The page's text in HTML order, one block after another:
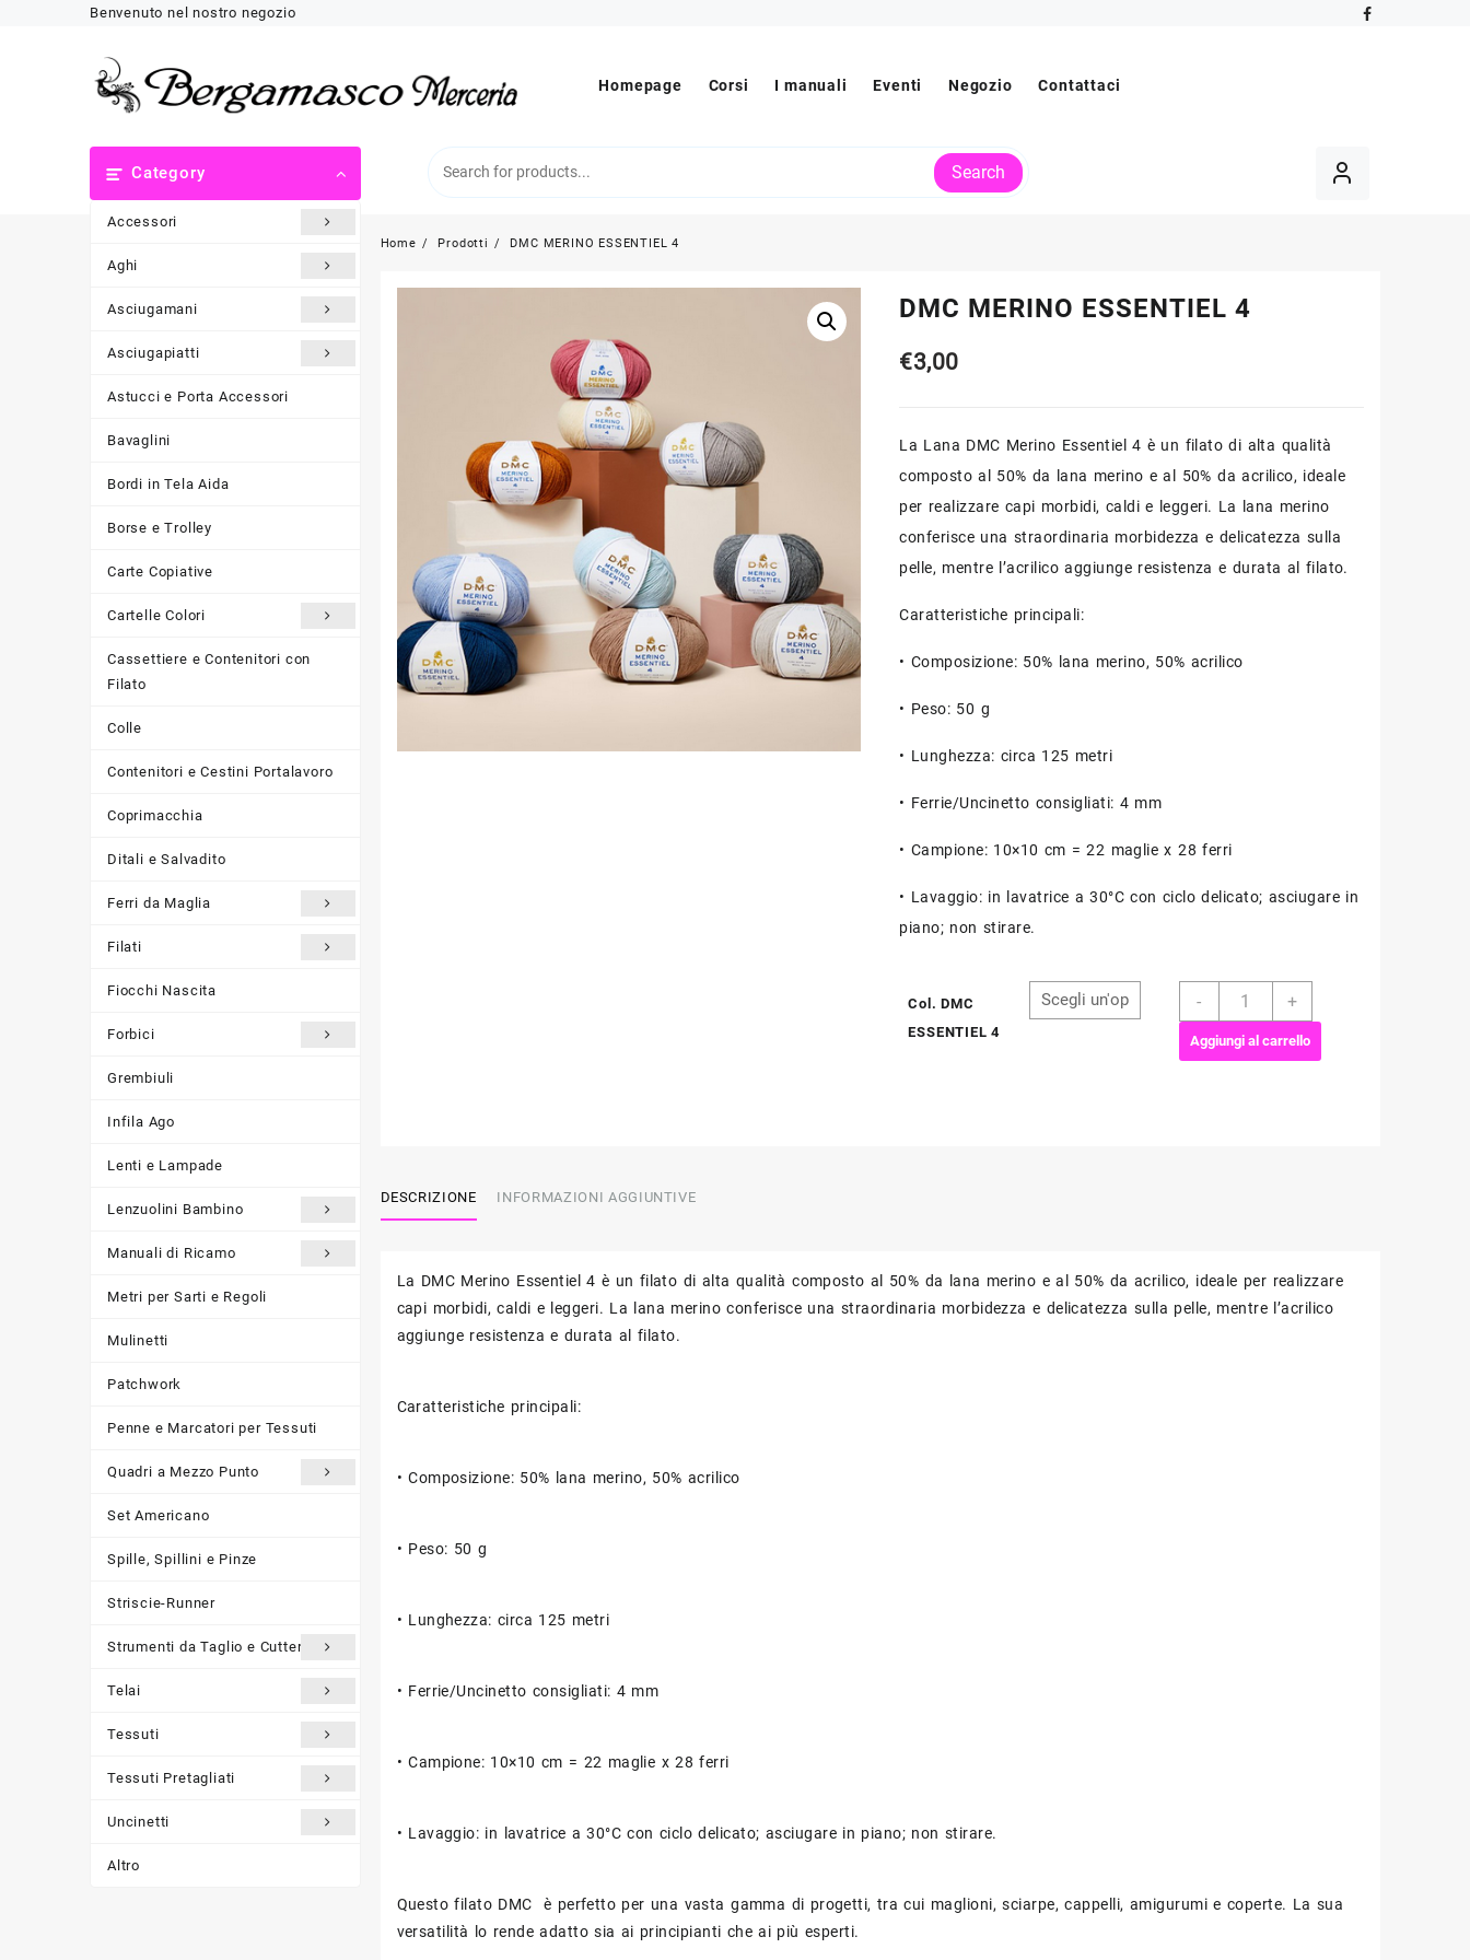
Benvenuto nel nostro negozio
Homepage Corsi I manuali Eventi Negozio Contattaci
Category
Accessori
Aghi
Asciugamani
Asciugapiatti
Astucci e Porta Accessori
Bavaglini
Bordi in Tela Aida
Borse e Trolley
Carte Copiative
Cartelle Colori
Cassettiere e Contenitori con
Filato
Colle
Contenitori e Cestini Portalavoro
Coprimacchia
Ditali e Salvadito
Ferri da Maglia
Filati
Fiocchi Nascita
Forbici
Grembiuli
Infila Ago
Lenti e Lampade
Lenzuolini Bambino
Manuali di Ricamo
Metri per Sarti e Regoli
Mulinetti
Patchwork
Penne e Marcatori per Tessuti
Quadri a Mezzo Punto
Set Americano
Spille, Spillini e Pinze
Striscie-Runner
Strumenti da Taglio e Cutter
Telai
Tessuti
Tessuti Pretagliati
Uncinetti
Altro
Search
Home Prodotti DMC MERINO ESSENTIEL 4
DMC MERINO ESSENTIEL 4
€3,00
La Lana DMC Merino Essentiel 4 è un filato di alta qualità
composto al 50% da lana merino e al 50% da acrilico, ideale
per realizzare capi morbidi, caldi e leggeri. La lana merino
conferisce una straordinaria morbidezza e delicatezza sulla
pelle, mentre l’acrilico aggiunge resistenza e durata al filato.
Caratteristiche principali:
• Composizione: 50% lana merino, 50% acrilico
• Peso: 50 g
• Lunghezza: circa 125 metri
• Ferrie/Uncinetto consigliati: 4 mm
• Campione: 10×10 cm = 22 maglie x 28 ferri
• Lavaggio: in lavatrice a 30°C con ciclo delicato; asciugare in
piano; non stirare.
Col. DMC
ESSENTIEL 4
-
DMC
ESSENTIEL
4
+
Aggiungi al carrello
DESCRIZIONE INFORMAZIONI AGGIUNTIVE
La DMC Merino Essentiel 4 è un filato di alta qualità composto al 50% da lana merino e al 50% da acrilico, ideale per realizzare
capi morbidi, caldi e leggeri. La lana merino conferisce una straordinaria morbidezza e delicatezza sulla pelle, mentre l’acrilico
aggiunge resistenza e durata al filato.
Caratteristiche principali:
• Composizione: 50% lana merino, 50% acrilico
• Peso: 50 g
• Lunghezza: circa 125 metri
• Ferrie/Uncinetto consigliati: 4 mm
• Campione: 10×10 cm = 22 maglie x 28 ferri
• Lavaggio: in lavatrice a 30°C con ciclo delicato; asciugare in piano; non stirare.
Questo filato DMC è perfetto per una vasta gamma di progetti, tra cui maglioni, sciarpe, cappelli, amigurumi e coperte. La sua
versatilità lo rende adatto sia ai principianti che ai più esperti.